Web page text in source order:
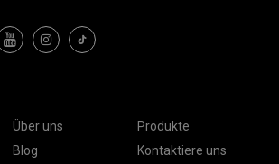
Über uns
Produkte
Blog
Kontaktiere uns